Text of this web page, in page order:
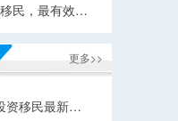
民，最有效…
更多>>
资移民最新…